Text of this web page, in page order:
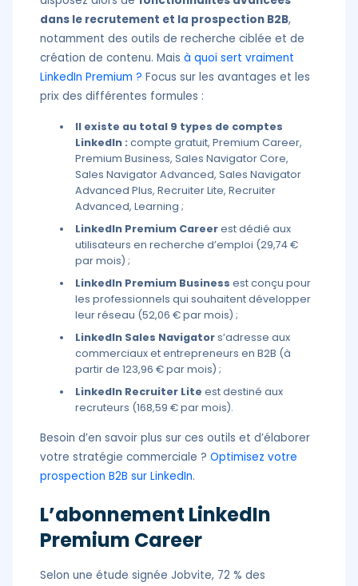
dans le recrutement et la prospection B2B,
notamment des outils de recherche ciblée et de
création de contenu. Mais à quoi sert vraiment
LinkedIn Premium ? Focus sur les avantages et les
prix des différentes formules :
Il existe au total 9 types de comptes
LinkedIn : compte gratuit, Premium Career,
Premium Business, Sales Navigator Core,
Sales Navigator Advanced, Sales Navigator
Advanced Plus, Recruiter Lite, Recruiter
Advanced, Learning ;
LinkedIn Premium Careerest dédié aux
utilisateurs en recherche d’emploi (29,74 €
par mois) ;
LinkedIn Premium Business est conçu pour
les professionnels qui souhaitent développer
leur réseau (52,06 € par mois) ;
LinkedIn Sales Navigators’adresse aux
commerciaux et entrepreneurs en B2B (à
partir de 123,96 € par mois) ;
LinkedIn Recruiter Lite est destiné aux
recruteurs (168,59 € par mois).
Besoin d’en savoir plus sur ces outils et d’élaborer
votre stratégie commerciale ? Optimisez votre
prospection B2B sur LinkedIn.
L’abonnement LinkedIn
Premium Career
Selon une étude signée Jobvite, 72 % des